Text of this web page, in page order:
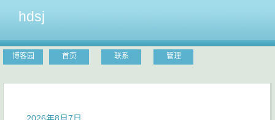
hdsj
博客园 首页 联系 管理